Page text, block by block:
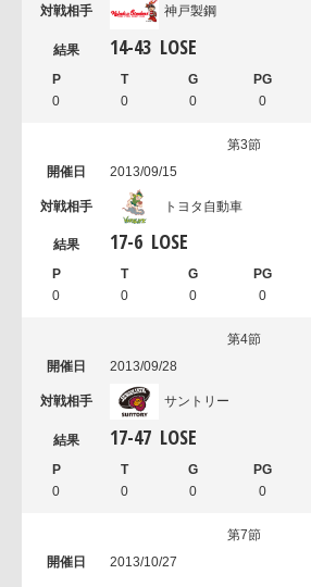
神戸製鋼
14-43 LOSE
0 0 0 0
第3節
2013/09/15
トヨタ自動車
17-6 LOSE
0 0 0 0
第4節
2013/09/28
サントリー
17-47 LOSE
0 0 0 0
第7節
2013/10/27